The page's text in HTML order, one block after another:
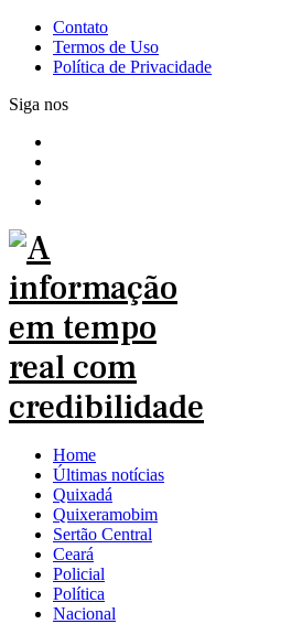
Contato
Termos de Uso
Política de Privacidade
Siga nos
Home
Últimas notícias
Quixadá
Quixeramobim
Sertão Central
Ceará
Policial
Política
Nacional